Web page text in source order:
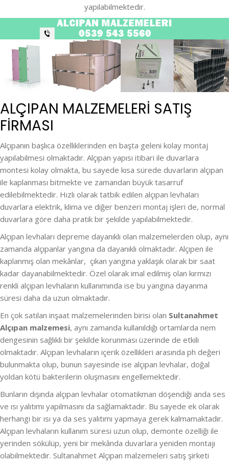
yapılabilmektedir.
ALÇIPAN MALZEMELERI SATIŞ
FİRMASI
Alçıpanın başlıca özelliklerinden en başta geleni kolay montaj
yapılabilmesi olmaktadır. Alçıpan yapısı itibari ile duvarlara
montesi kolay olmakta, bu sayede kısa sürede duvarların alçıpan
ile kaplanması bitmekte ve zamandan büyük tasarruf
edilebilmektedir. Hızlı olarak tatbik edilen alçıpan levhaları
duvarlara elektrik, klima ve diğer benzeri montaj işleri de, normal
duvarlara göre daha pratik bir şekilde yapılabilmektedir.
Alçıpan levhaları depreme dayanıklı olan malzemelerden olup, aynı
zamanda alçıpanlar yangına da dayanıklı olmaktadır. Alçıpen ile
kaplanmış olan mekânlar, çıkan yangına yaklaşık olarak bir saat
kadar dayanabilmektedir. Özel olarak imal edilmiş olan kırmızı
renkli alçıpan levhaların kullanımında ise bu yangına dayanma
süresi daha da uzun olmaktadır.
En çok satılan inşaat malzemelerinden birisi olan Sultanahmet
Alçıpan malzemesi, aynı zamanda kullanıldığı ortamlarda nem
dengesinin sağlıklı bir şekilde korunması üzerinde de etkili
olmaktadır. Alçıpan levhaların içerik özellikleri arasında ph değeri
bulunmakta olup, bunun sayesinde ise alçıpan levhalar, doğal
yoldan kötü bakterilerin oluşmasını engellemektedir.
Bunların dışında alçıpan levhalar otomatikman döşendiği anda ses
ve ısı yalıtımı yapılmasını da sağlamaktadır. Bu sayede ek olarak
herhangi bir ısı ya da ses yalıtımı yapmaya gerek kalmamaktadır.
Alçıpan levhaların kullanım süresi uzun olup, demonte özelliği ile
yerinden sökülüp, yeni bir mekânda duvarlara yeniden montajı
olabilmektedir. Sultanahmet Alçıpan malzemeleri satış şirketi